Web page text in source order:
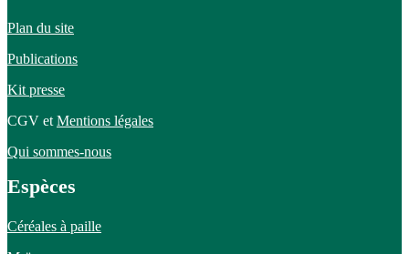
Plan du site
Publications
Kit presse
CGV et Mentions légales
Qui sommes-nous
Espèces
Céréales à paille